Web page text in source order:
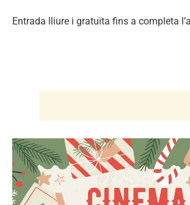
Entrada lliure i gratuïta fins a completa